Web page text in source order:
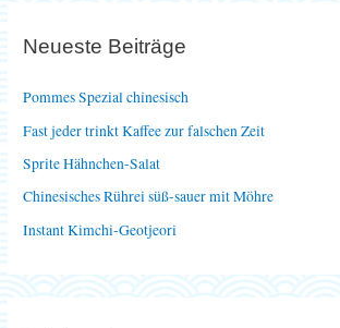
n
c
h
:
Neueste Beiträge
Pommes Spezial chinesisch
Fast jeder trinkt Kaffee zur falschen Zeit
Sprite Hähnchen-Salat
Chinesisches Rührei süß-sauer mit Möhre
Instant Kimchi-Geotjeori